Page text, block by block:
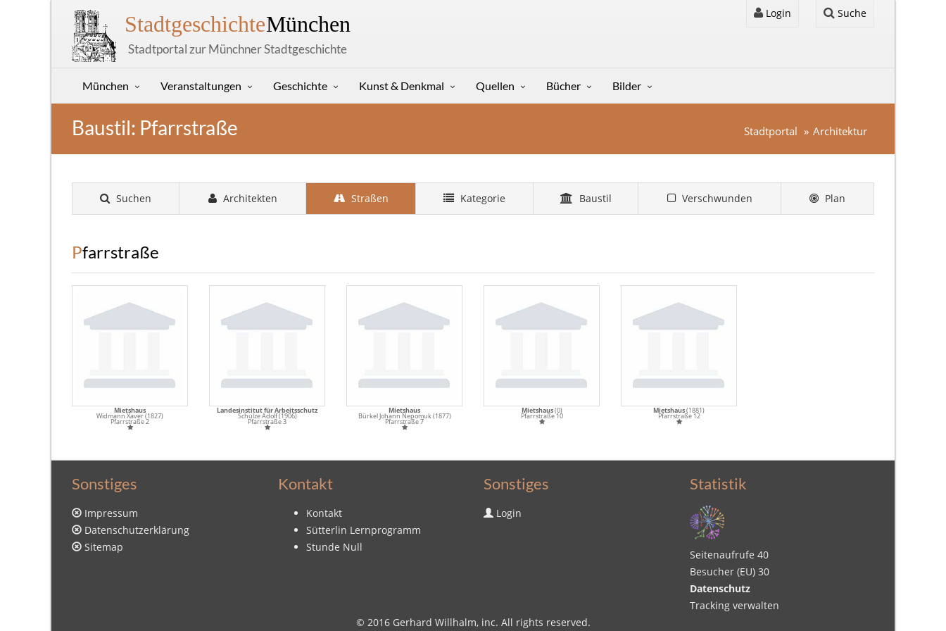
StadtgeschichteMünchen
Stadtportal zur Münchner Stadtgeschichte
Login Suche
München Veranstaltungen Geschichte Kunst & Denkmal Quellen Bücher Bilder
Baustil: Pfarrstraße Stadtportal Architektur
Suchen Architekten Straßen Kategorie Baustil Verschwunden Plan
Pfarrstraße
Mietshaus
Widmann Xaver (1827)
Pfarrstraße 2
Landesinstitut für Arbeitsschutz
Schulze Adolf (1906)
Pfarrstraße 3
Mietshaus
Bürkel Johann Nepomuk (1877)
Pfarrstraße 7
Mietshaus(0)
Pfarrstraße 10
Mietshaus(1881)
Pfarrstraße 12
Sonstiges
Impressum
Datenschutzerklärung
Sitemap
Kontakt
Kontakt
Sütterlin Lernprogramm
Stunde Null
Sonstiges
Login
Statistik
Seitenaufrufe 40
Besucher (EU) 30
Datenschutz
Tracking verwalten
© 2016 Gerhard Willhalm, inc. All rights reserved.